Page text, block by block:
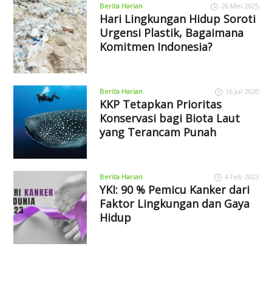
Berita Harian 26 Mei 2025
Hari Lingkungan Hidup Soroti
Urgensi Plastik, Bagaimana
Komitmen Indonesia?
Berita Harian 16 Jul 2020
KKP Tetapkan Prioritas
Konservasi bagi Biota Laut
yang Terancam Punah
Berita Harian 4 Feb 2023
YKI: 90 % Pemicu Kanker dari
Faktor Lingkungan dan Gaya
Hidup